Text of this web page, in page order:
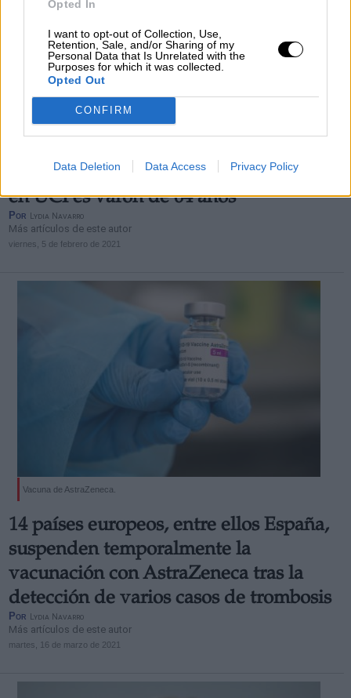
Opted In
I want to opt-out of Collection, Use,
Retention, Sale, and/or Sharing of my
Personal Data that Is Unrelated with the
Purposes for which it was collected.
Opted Out
CONFIRM
Data Deletion Data Access Privacy Policy
El perfil más común de paciente Covid
en UCI es varón de 64 años
Por Lydia Navarro
Más artículos de este autor
viernes, 5 de febrero de 2021
Vacuna de AstraZeneca.
14 países europeos, entre ellos España,
suspenden temporalmente la
vacunación con AstraZeneca tras la
detección de varios casos de trombosis
Por Lydia Navarro
Más artículos de este autor
martes, 16 de marzo de 2021